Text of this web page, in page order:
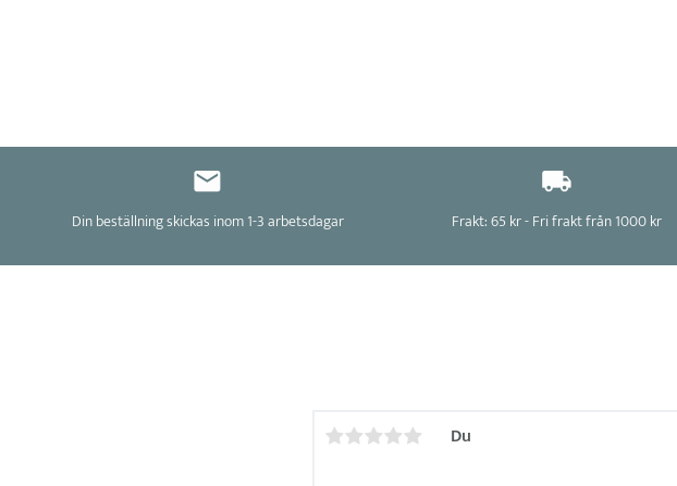
Din beställning skickas inom 1-3 arbetsdagar Frakt: 65 kr - Fri frakt från 1000 kr
Du